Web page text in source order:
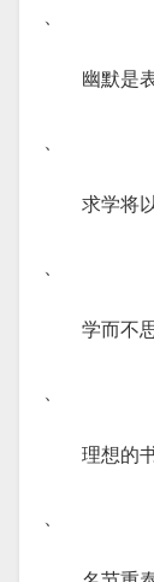
、
幽默是
、
求学将
、
学而不
、
理想的
、